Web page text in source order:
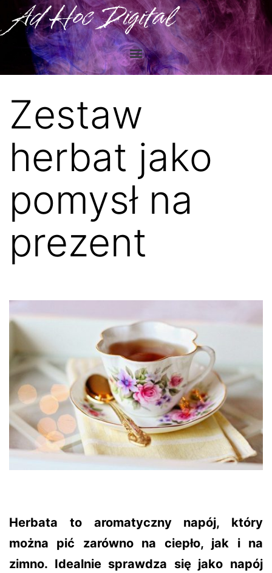
Ad Hoc Digital
Zestaw
herbat jako
pomysł na
prezent
Herbata to aromatyczny napój, który
można pić zarówno na ciepło, jak i na
zimno. Idealnie sprawdza się jako napój